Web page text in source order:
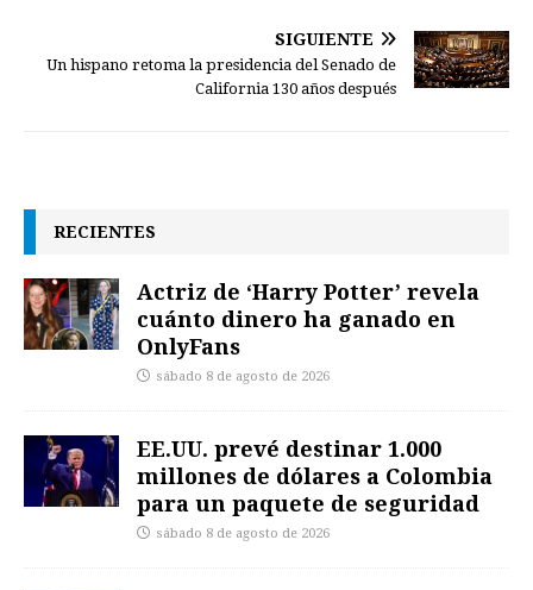
SIGUIENTE
Un hispano retoma la presidencia del Senado de
California 130 años después
RECIENTES
Actriz de ‘Harry Potter’ revela
cuánto dinero ha ganado en
OnlyFans
sábado 8 de agosto de 2026
EE.UU. prevé destinar 1.000
millones de dólares a Colombia
para un paquete de seguridad
sábado 8 de agosto de 2026